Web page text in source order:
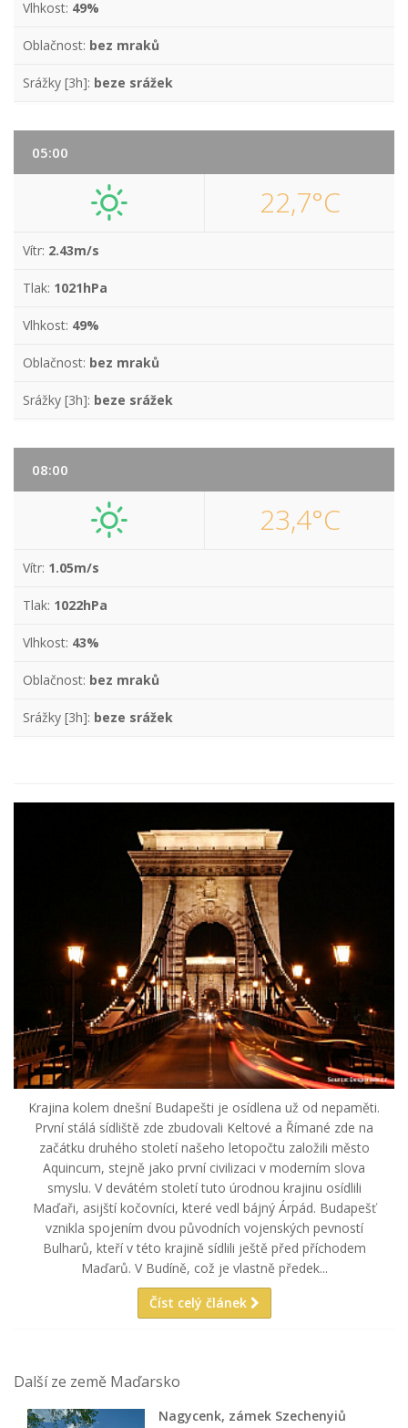
Vlhkost: 49%
Oblačnost: bez mraků
Srážky [3h]: beze srážek
05:00
22,7°C
Vítr: 2.43m/s
Tlak: 1021hPa
Vlhkost: 49%
Oblačnost: bez mraků
Srážky [3h]: beze srážek
08:00
23,4°C
Vítr: 1.05m/s
Tlak: 1022hPa
Vlhkost: 43%
Oblačnost: bez mraků
Srážky [3h]: beze srážek
Krajina kolem dnešní Budapešti je osídlena už od nepaměti.
První stálá sídliště zde zbudovali Keltové a Římané zde na
začátku druhého století našeho letopočtu založili město
Aquincum, stejně jako první civilizaci v moderním slova
smyslu. V devátém století tuto úrodnou krajinu osídlili
Maďaři, asijští kočovníci, které vedl bájný Árpád. Budapešť
vznikla spojením dvou původních vojenských pevností
Bulharů, kteří v této krajině sídlili ještě před příchodem
Maďarů. V Budíně, což je vlastně předek...
Číst celý článek
Další ze země Maďarsko
Nagycenk, zámek Szechenyiů